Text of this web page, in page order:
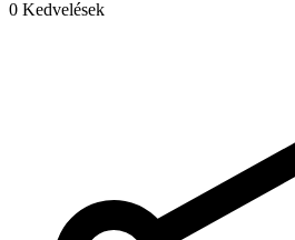
0 Kedvelések